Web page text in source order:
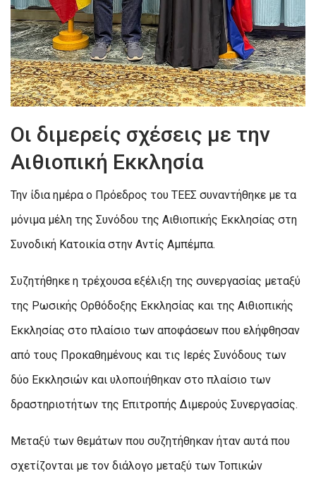
Οι διμερείς σχέσεις με την
Αιθιοπική Εκκλησία
Την ίδια ημέρα ο Πρόεδρος του ΤΕΕΣ συναντήθηκε με τα
μόνιμα μέλη της Συνόδου της Αιθιοπικής Εκκλησίας στη
Συνοδική Κατοικία στην Αντίς Αμπέμπα.
Συζητήθηκε η τρέχουσα εξέλιξη της συνεργασίας μεταξύ
της Ρωσικής Ορθόδοξης Εκκλησίας και της Αιθιοπικής
Εκκλησίας στο πλαίσιο των αποφάσεων που ελήφθησαν
από τους Προκαθημένους και τις Ιερές Συνόδους των
δύο Εκκλησιών και υλοποιήθηκαν στο πλαίσιο των
δραστηριοτήτων της Επιτροπής Διμερούς Συνεργασίας.
Μεταξύ των θεμάτων που συζητήθηκαν ήταν αυτά που
σχετίζονται με τον διάλογο μεταξύ των Τοπικών